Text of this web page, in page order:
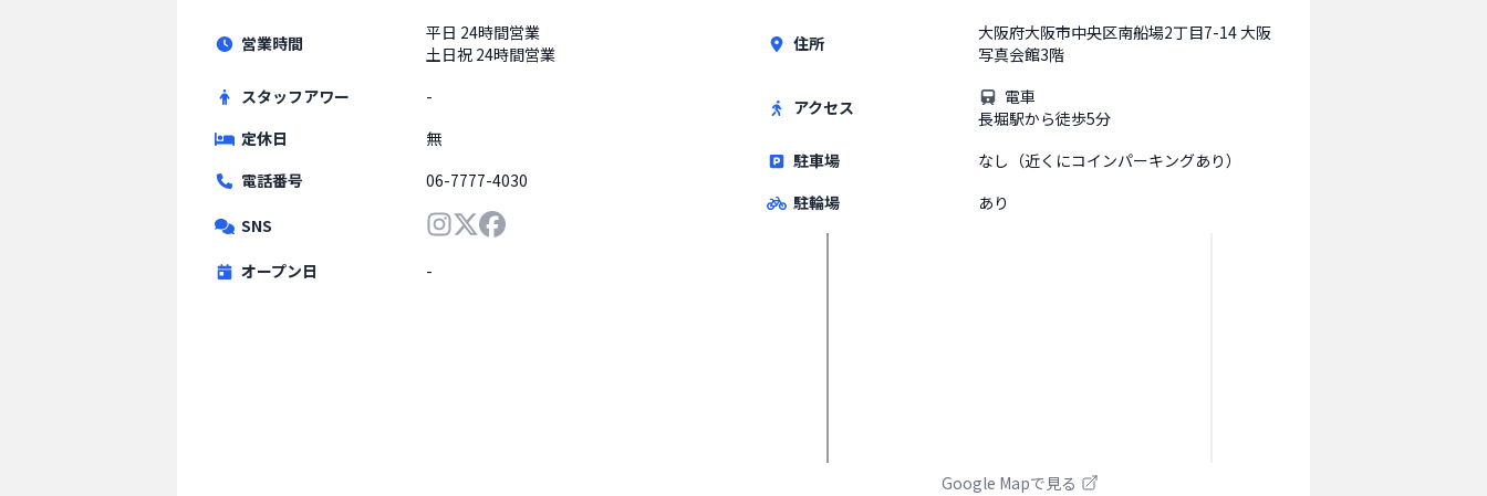
営業時間 平日 24時間営業
土日祝 24時間営業
スタッフアワー
-
定休日
無
電話番号
06-7777-4030
SNS
オープン日 -
住所
大阪府大阪市中央区南船場2丁目7-14 大阪
写真会館3階
アクセス
電車
長堀駅から徒歩5分
駐車場
なし（近くにコインパーキングあり）
駐輪場
あり
Google Mapで見る